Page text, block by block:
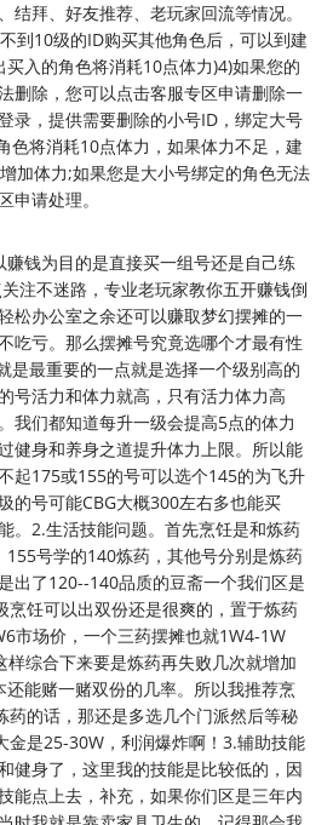
结拜、好友推荐、老玩家回流等情况。
到10级的ID购买其他角色后，可以到建
入的角色将消耗10点体力)4)如果您的
删除，您可以点击客服专区申请删除一
录，提供需要删除的小号ID，绑定大号
色将消耗10点体力，如果体力不足，建
加体力;如果您是大小号绑定的角色无法
申请处理。
西游》中的。所以梧桐本着一颗老玩家的心，给题主几条建议。首先第一点一定要从藏宝阁买号，不要自己练号，如果是老玩家的话可以考虑自己练一组五开号，但是新玩家肯定会绕很多弯路，花费的钱远远要大于买现成的号。另一方面藏宝阁的号一般性价比都比较客观，找一个比较懂估价的老玩家帮你挑选一个适合你的号，在选择一些主流、保值的装备、宝宝，虽然初期投资大一些，但是成型快，而且弃游卖号时不会有什么经济损失，保证全身而退。其次作为一名新玩家，最快理解《梦幻西游》玩法的方式就是带队，不管是捉鬼、活动，还是副本、神器，不要去混队，一定要自己带队，每一环之前先看看攻略，现在视频平台有的是教你怎么刷副本、神器的小视频，多带带队，熟悉一下各个门派的特点，以及怪物的难度。最后就是作为一名新玩家，切记不要轻易尝试游戏中的几率玩法，休闲玩法可以考虑种种树、挖挖低级藏宝图，稍微有些经济实力的可以挖挖高宝图，但是基本上赔多赚少，除非是那种特别土豪的新玩家，否则不要碰炼妖和鉴定军火，一方面是因为炼妖和鉴定军火都属于赌博行为，另一方面炼妖和鉴定军火往往会上瘾，一夜暴富的玩家有之，但是更多的还是赔个血本无归。早啊！悟空点关注不迷路，专业老玩家教你五开赚钱倒卖摆摊号如何选择，让你轻松办公室之余还可以赚取梦幻摆摊的一些零花！关注一下反正也不吃亏。那么摆摊号究竟选哪个才最有性价比呢？1.那么第一点也就是最重要的一点就是选择一个级别高的号了为什么？因为级别高的号活力和体力就高，只有活力体力高了，才能用生活技能赚钱。我们都知道每升一级会提高5点的体力和活力上限，另外就是通过健身和养身之道提升体力上限。所以能选高级的号就高级的，买不起175或155的号可以选个145的为飞升的号，还是很便宜的，垃圾的号可能CBG大概300左右多也能买到。然后回来补补生活技能。2.生活技能问题。首先烹饪是和炼药二选一，我这里是6开的，155号学的140炼药，其他号分别是炼药和烹饪都有。烹饪的好处是出了120--140品质的豆斋一个我们区是4-5W 加上紫气豪宅的高级烹饪可以出双份还是很爽的，置于炼药的话我们区一组二药是3W6市场价，一个三药摆摊也就1W4-1W6，1W6卖的很慢，所以这样综合下来要是炼药再失败几次就增加了成本还不如去烹饪0成本还能赌一赌双份的几率。所以我推荐烹饪有限，当然你是160的炼药的话，那还是多选几个门派然后等秘方大金吧，我们区220品大金是25-30W，利润爆炸啊！3.辅助技能辅助技能也就是说的养身和健身了，这里我的技能是比较低的，因为摆摊号太多了就没有把技能点上去，补充，如果你们区是三年内的区的话，可以点巧匠，当时我就是靠卖家具卫生的，记得那会我们区家具2家都是4W5最低最高是5W5 而且选择上午10--12点，晚上8--10点卖的特别快，利润是很可观的。再其次就是对摆摊账号里面放的产品的选择了，首选卖胚子，选个比较红的区倒卖胚子是一件很舒服的事情，因为胚子这种东西不是刚需品，但只要有老板在炼妖你的产品就可以卖得出去。位置的话我会推荐选择完美的老地方建业飞机场，胚子都卖D5的胚子，如果你发现生意特别好的话也可以买一只。有关于摆摊号的分享就到这里了，有更多的关于摆摊号的推荐可以留言在评论区互动，点关注不迷路！专业游戏问答达人教你五开摆摊赚钱。梦幻西游摆摊号怎么选择？本大妈来分析一波。我们都知道梦幻西游角色30级就可以摆摊了。如果手里没有摆摊号，又想摆摊卖东西，可以临时练一个30级的小号去摆摊。目前梦幻对新人还是比较友好的，小号从0级到30级几个小时就足够了。但是30级小号摆摊，只能应急用一下，不是长久之计，因为梦幻西游是一个收点卡的游戏，30级小号没有任何回复点卡的能力，摆摊一小时要6毛钱，时间长了也是一笔开销。如果考虑回点卡的摆摊号的话，大妈推荐几种方案，各位看官按各自钱包厚度去选择吧。最好的摆摊号当然是186临时符号。买个175级卖符号，等级高体活回复快，在一些临时符好卖的区基本能保点卡。这样的话相当于不用点卡免费摆摊了。如果手里银子有限，搞不起卖符号，可以搞个140烹饪炼药号。活力用来炼药做烹饪。这里首推炼药，实践证明三药比烹饪卖的快，而且烹饪如果做出垃圾烹饪也是白白浪费活力。除非你有时间和精力去搞百岁海马。如果银子还是缺少，就随便买个号，然后把家具技能点到40级。家具技能学到40级不用去帮派，在长安紫衣盗那里就可以学习了。40级的家具技能，可以做大部分的一级家具，体力活力都能处理掉。不过家具的销售速度较三药要慢一些，而且出图纸完全看脸，所以作为最后推荐。我是玩游戏的中年妇女，感谢您的阅读和关注！感谢邀请，我是梧桐，还望多多关注《梦幻西游》可以说稳坐国产游戏的头把交椅，依靠其独特的分组机制，以及多种多样的玩法占据着重要的市场份额，再加之藏宝阁这个官方交易平台作为基础，《梦幻西游》俨然已经形成了一套属于自己的经济体系。众所周知《梦幻西游》是一款操作极为简单的回合制游戏，他不像《英雄联盟》、《绝地求生》这种竞技类游戏需要极高的意识和操作，在《梦幻西游》中，如果只是想玩一个任务号，甚至挂上自动半个小时不用去管。但是同样的虽然《梦幻西游》操作简单，但是《梦幻西游》的门槛却极高，尤其是在对待新人玩家上，投资万元只能算是入门，游戏内更是充斥着各种博几率的玩法，并且《梦幻西游》还是一款点卡计费游戏，所以新手玩家在初期轻则点卡不保，重则血本无归。当然作为一名忠实的《梦幻西游》老玩家，梧桐还是希望有新鲜血液可以注入到《梦幻西游》中的。所以梧桐本着一颗老玩家的心，给题主几条建议。首先第一点一定要从藏宝阁买号，不要自己练号，如果是老玩家的话可以考虑自己练一组五开号，但是新玩家肯定会绕很多弯路，花费的钱远远要大于买现成的号。另一方面藏宝阁的号一般性价比都比较客观，找一个比较懂估价的老玩家帮你挑选一个适合你的号，在选择一些主流、保值的装备、宝宝，虽然初期投资大一些，但是成型快，而且弃游卖号时不会有什么经济损失，保证全身而退。其次作为一名新玩家，最快理解《梦幻西游》玩法的方式就是带队，不管是捉鬼、活动，还是副本、神器，不要去混队，一定要自己带队，每一环之前先看看攻略，现在视频平台有的是教你怎么刷副本、神器的小视频，多带带队，熟悉一下各个门派的特点，以及怪物的难度。最后就是作为一名新玩家，切记不要轻易尝试游戏中的几率玩法，休闲玩法可以考虑种种树、挖挖低级藏宝图，稍微有些经济实力的可以挖挖高宝图，但是基本上赔多赚少，除非是那种特别土豪的新玩家，否则不要碰炼妖和鉴定军火，一方面是因为炼妖和鉴定军火都属于赌博行为，另一方面炼妖和鉴定军火往往会上瘾，一夜暴富的玩家有之，但是更多的还是赔个血本无归。《梦幻西游》宝图玩法《梦幻西游》挖图的确是很多玩非常热衷的一种玩法，挖藏宝图本身存在博彩性质，所以题主所说这个靠挖图赚钱，事实上是有风险性存在的，谁也不能保证挖宝图每一波都能赚钱，但是如果你选择自产自销的话，肯定是稳赚不赔的！挖图号辅助剧情技能要搭配好《梦幻西游》中活力、体力都是可以变现的主要收入来源之一，休闲单开玩家师门任务每天也可以提供不菲的储备金和梦幻币收入，等级越高收益越高所以推荐175级帐号最佳。门派选择方面兼具快速清怪能力和恢复能力，临时符好卖的门派优先！所以龙宫、大唐、五庄观都是非常不错的选择，如果是后两个门派由于临时符受众有限，最好有一个靠谱的辅助技能用以消耗活力体力，炼药、家具、烹饪三者有一即可。剧情技能宝石工艺必选，挖出宝石可以自己合成为高级宝石出售。三旬推荐满级号优先，而且相对于其他等级角色较为保值！早啊！悟空点关注不迷路，专业老玩家教你五开赚钱倒卖摆摊号如何选择，让你轻松办公室之余还可以赚取梦幻摆摊的一些零花！关注一下反正也不吃亏。那么摆摊号究竟选哪个才最有性价比呢？1.那么第一点也就是最重要的一点就是选择一个级别高的号了为什么？因为级别高的号活力和体力就高，只有活力体力高了，才能用生活技能赚钱。我们都知道每升一级会提高5点的体力和活力上限，另外就是通过健身和养身之道提升体力上限。所以能选高级的号就高级的，买不起175或155的号可以选个145的为飞升的号，还是很便宜的，垃圾的号可能CBG大概300左右多也能买到。然后回来补补生活技能。2.生活技能问题。首先烹饪是和炼药二选一，我这里是6开的，155号学的140炼药，其他号分别是炼药和烹饪都有。烹饪的好处是出了120--140品质的豆斋一个我们区是4-5W 加上紫气豪宅的高级烹饪可以出双份还是很爽的，置于炼药的话我们区一组二药是3W6市场价，一个三药摆摊也就1W4-1W6，1W6卖的很慢，所以这样综合下来要是炼药再失败几次就增加了成本还不如去烹饪0成本还能赌一赌双份的几率。所以我推荐烹饪有限，当然你是160的炼药的话，那还是多选几个门派然后等秘方大金吧，我们区220品大金是25-30W，利润爆炸啊！3.辅助技能辅助技能也就是说的养身和健身了，这里我的技能是比较低的，因为摆摊号太多了就没有把技能点上去，补充，如果你们区是三年内的区的话，可以点巧匠，当时我就是靠卖家具卫生的，记得那会我们区家具2家都是4W5最低最高是5W5 而且选择上午10--12点，晚上8--10点卖的特别快，利润是很可观的。再其次就是对摆摊账号里面放的产品的选择了，首选卖胚子，选个比较红的区倒卖胚子是一件很舒服的事情，因为胚子这种东西不是刚需品，但只要有老板在炼妖你的产品就可以卖得出去。位置的话我会推荐选择完美的老地方建业飞机场，胚子都卖D5的胚子，如果你发现生意特别好的话也可以买一只。有关于摆摊号的分享就到这里了，有更多的关于摆摊号的推荐可以留言在评论区互动，点关注不迷路！专业游戏问答达人教你五开摆摊赚钱。梦幻西游摆摊号怎么选择？本大妈来分析一波。我们都知道梦幻西游角色30级就可以摆摊了。如果手里没有摆摊号，又想摆摊卖东西，可以临时练一个30级的小号去摆摊。目前梦幻对新人还是比较友好的，小号从0级到30级几个小时就足够了。但是30级小号摆摊，只能应急用一下，不是长久之计，因为梦幻西游是一个收点卡的游戏，30级小号没有任何回复点卡的能力，摆摊一小时要6毛钱，时间长了也是一笔开销。如果考虑回点卡的摆摊号的话，大妈推荐几种方案，各位看官按各自钱包厚度去选择吧。最好的摆摊号当然是186临时符号。买个175级卖符号，等级高体活回复快，在一些临时符好卖的区基本能保点卡。这样的话相当于不用点卡免费摆摊了。如果手里银子有限，搞不起卖符号，可以搞个140烹饪炼药号。活力用来炼药做烹饪。这里首推炼药，实践证明三药比烹饪卖的快，而且烹饪如果做出垃圾烹饪也是白白浪费活力。除非你有时间和精力去搞百岁海马。如果银子还是缺少，就随便买个号，然后把家具技能点到40级。家具技能学到40级不用去帮派，在长安紫衣盗那里就可以学习了。40级的家具技能，可以做大部分的一级家具，体力活力都能处理掉。不过家具的销售速度较三药要慢一些，而且出图纸完全看脸，所以作为最后推荐。我是玩游戏的中年妇女，感谢您的阅读和关注！感谢邀请，我是梧桐，还望多多关注《梦幻西游》可以说稳坐国产游戏的头把交椅，依靠其独特的分组机制，以及多种多样的玩法占据着重要的市场份额，再加之藏宝阁这个官方交易平台作为基础，《梦幻西游》俨然已经形成了一套属于自己的经济体系。众所周知《梦幻西游》是一款操作极为简单的回合制游戏，他不像《英雄联盟》、《绝地求生》这种竞技类游戏需要极高的意识和操作，在《梦幻西游》中，如果只是想玩一个任务号，甚至挂上自动半个小时不用去管。但是同样的虽然《梦幻西游》操作简单，但是《梦幻西游》的门槛却极高，尤其是在对待新人玩家上，投资万元只能算是入门，游戏内更是充斥着各种博几率的玩法，并且《梦幻西游》还是一款点卡计费游戏，所以新手玩家在初期轻则点卡不保，重则血本无归。当然作为一名忠实的《梦幻西游》老玩家，梧桐还是希望有新鲜血液可以注入到《梦幻西游》中的。所以梧桐本着一颗老玩家的心，给题主几条建议。首先第一点一定要从藏宝阁买号，不要自己练号，如果是老玩家的话可以考虑自己练一组五开号，但是新玩家肯定会绕很多弯路，花费的钱远远要大于买现成的号。另一方面藏宝阁的号一般性价比都比较客观，找一个比较懂估价的老玩家帮你挑选一个适合你的号，在选择一些主流、保值的装备、宝宝，虽然初期投资大一些，但是成型快，而且弃游卖号时不会有什么经济损失，保证全身而退。其次作为一名新玩家，最快理解《梦幻西游》玩法的方式就是带队，不管是捉鬼、活动，还是副本、神器，不要去混队，一定要自己带队，每一环之前先看看攻略，现在视频平台有的是教你怎么刷副本、神器的小视频，多带带队，熟悉一下各个门派的特点，以及怪物的难度。最后就是作为一名新玩家，切记不要轻易尝试游戏中的几率玩法，休闲玩法可以考虑种种树、挖挖低级藏宝图，稍微有些经济实力的可以挖挖高宝图，但是基本上赔多赚少，除非是那种特别土豪的新玩家，否则不要碰炼妖和鉴定军火，一方面是因为炼妖和鉴定军火都属于赌博行为，另一方面炼妖和鉴定军火往往会上瘾，一夜暴富的玩家有之，但是更多的还是赔个血本无归。《梦幻西游》宝图玩法《梦幻西游》挖图的确是很多玩非常热衷的一种玩法，挖藏宝图本身存在博彩性质，所以题主所说这个靠挖图赚钱，事实上是有风险性存在的，谁也不能保证挖宝图每一波都能赚钱，但是如果你选择自产自销的话，肯定是稳赚不赔的！挖图号辅助剧情技能要搭配好《梦幻西游》中活力、体力都是可以变现的主要收入来源之一，休闲单开玩家师门任务每天也可以提供不菲的储备金和梦幻币收入，等级越高收益越高所以推荐175级帐号最佳。门派选择方面兼具快速清怪能力和恢复能力，临时符好卖的门派优先！所以龙宫、大唐、五庄观都是非常不错的选择，如果是后两个门派由于临时符受众有限，最好有一个靠谱的辅助技能用以消耗活力体力，炼药、家具、烹饪三者有一即可。剧情技能宝石工艺必选，挖出宝石可以自己合成为高级宝石出售。三旬推荐满级号优先，而且相对于其他等级角色较为保值！我单开跑过一个多月的环。个人感觉最佳的跑环2开跑环。一个小号收环，每天5次宝宝环。人物环5天一次，我建议你买175地府号。长安。傲来。长寿。朱紫国。飞行棋每个做2个140的地点不一样。月光15层订在月宫嫦娥。。最好去火区。鬼区你连变异都收不到。但是